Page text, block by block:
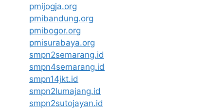
pmijogja.org
pmibandung.org
pmibogor.org
pmisurabaya.org
smpn2semarang.id
smpn4semarang.id
smpn14jkt.id
smpn2lumajang.id
smpn2sutojayan.id